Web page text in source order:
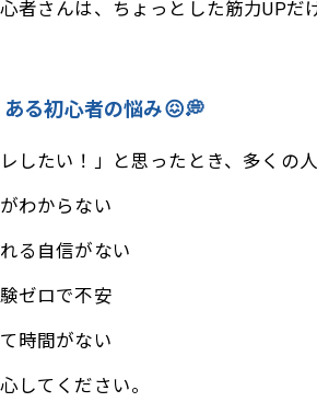
者さんは、ちょっとした筋力UPだ
ある初心者の悩み😖💭
レしたい！」と思ったとき、多くの
わからない
る自信がない
ゼロで不安
時間がない
してください。